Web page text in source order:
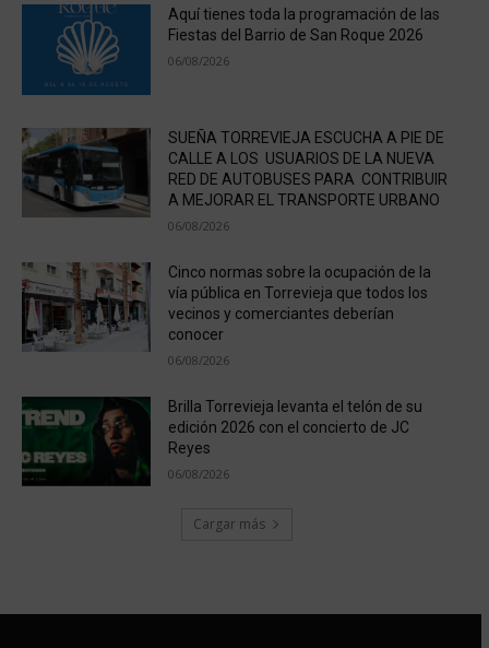
Aquí tienes toda la programación de las
Fiestas del Barrio de San Roque 2026
06/08/2026
SUEÑA TORREVIEJA ESCUCHA A PIE DE
CALLE A LOS USUARIOS DE LA NUEVA
RED DE AUTOBUSES PARA CONTRIBUIR
A MEJORAR EL TRANSPORTE URBANO
06/08/2026
Cinco normas sobre la ocupación de la
vía pública en Torrevieja que todos los
vecinos y comerciantes deberían
conocer
06/08/2026
Brilla Torrevieja levanta el telón de su
edición 2026 con el concierto de JC
Reyes
06/08/2026
Cargar más